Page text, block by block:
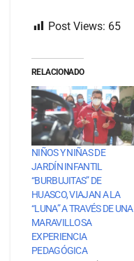
Post Views: 65
RELACIONADO
NIÑOS Y NIÑAS DE
JARDÍN INFANTIL
“BURBUJITAS” DE
HUASCO, VIAJAN A LA
“LUNA” A TRAVÉS DE UNA
MARAVILLOSA
EXPERIENCIA
PEDAGÓGICA